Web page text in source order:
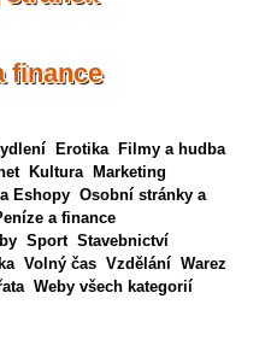
finance
Erotika
Filmy a hudba
Kultura
Marketing
Eshopy Osobní stránky a
a finance
Sport Stavebnictví
Volný čas Vzdělání Warez
Weby všech kategorií